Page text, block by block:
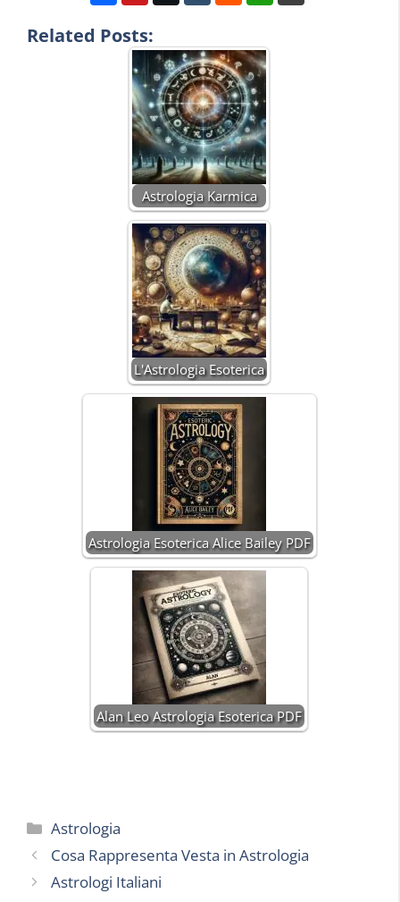
Related Posts:
Astrologia Karmica
L'Astrologia Esoterica
Astrologia Esoterica Alice Bailey PDF
Alan Leo Astrologia Esoterica PDF
Categorie
Astrologia
Cosa Rappresenta Vesta in Astrologia
Astrologi Italiani